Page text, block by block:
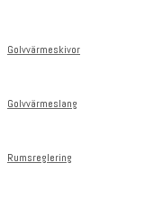
Golvvärmeskivor
Golvvärmeslang
Rumsreglering